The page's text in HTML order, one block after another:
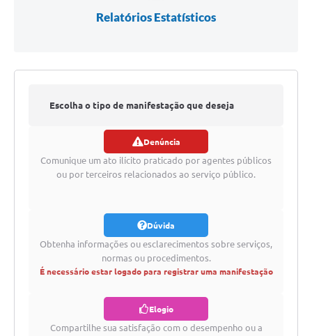
Transparência
Cadastro usuários de transporte para Trabalho
Arquivos para Download
Relatórios Estatísticos
Escolha o tipo de manifestação que deseja
Denúncia
Comunique um ato ilícito praticado por agentes públicos
ou por terceiros relacionados ao serviço público.
Dúvida
Obtenha informações ou esclarecimentos sobre serviços,
normas ou procedimentos.
É necessário estar logado para registrar uma manifestação
Elogio
Compartilhe sua satisfação com o desempenho ou a